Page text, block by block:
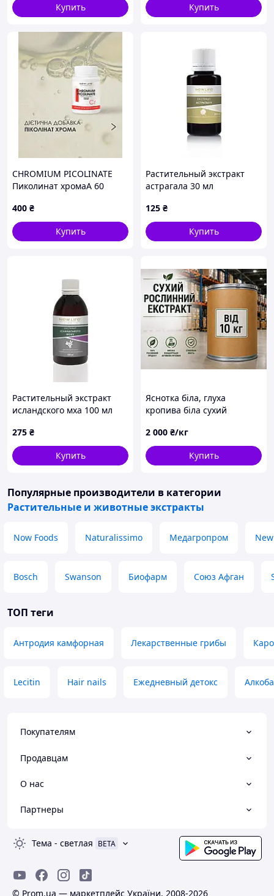
Купить
Купить
CHROMIUM PICOLINATE
Пиколинат хромаА 60
баночке
400 ₴
Купить
Растительный экстракт
астрагала 30 мл
125 ₴
Купить
Растительный экстракт
исландского мха 100 мл
275 ₴
Купить
Яснотка біла, глуха
кропива біла сухий
2 000 ₴/кг
Купить
Популярные производители в категории
Растительные и животные экстракты
Now Foods Naturalissimo Медагропром
Bosch Swanson Биофарм Союз Афган
ТОП теги
Антродия камфорная Лекарственные грибы
Lecitin Hair nails Ежедневный детокс
Покупателям
Продавцам
О нас
Партнеры
Тема - светлая BETA
© Prom.ua — маркетплейс України, 2008-2026